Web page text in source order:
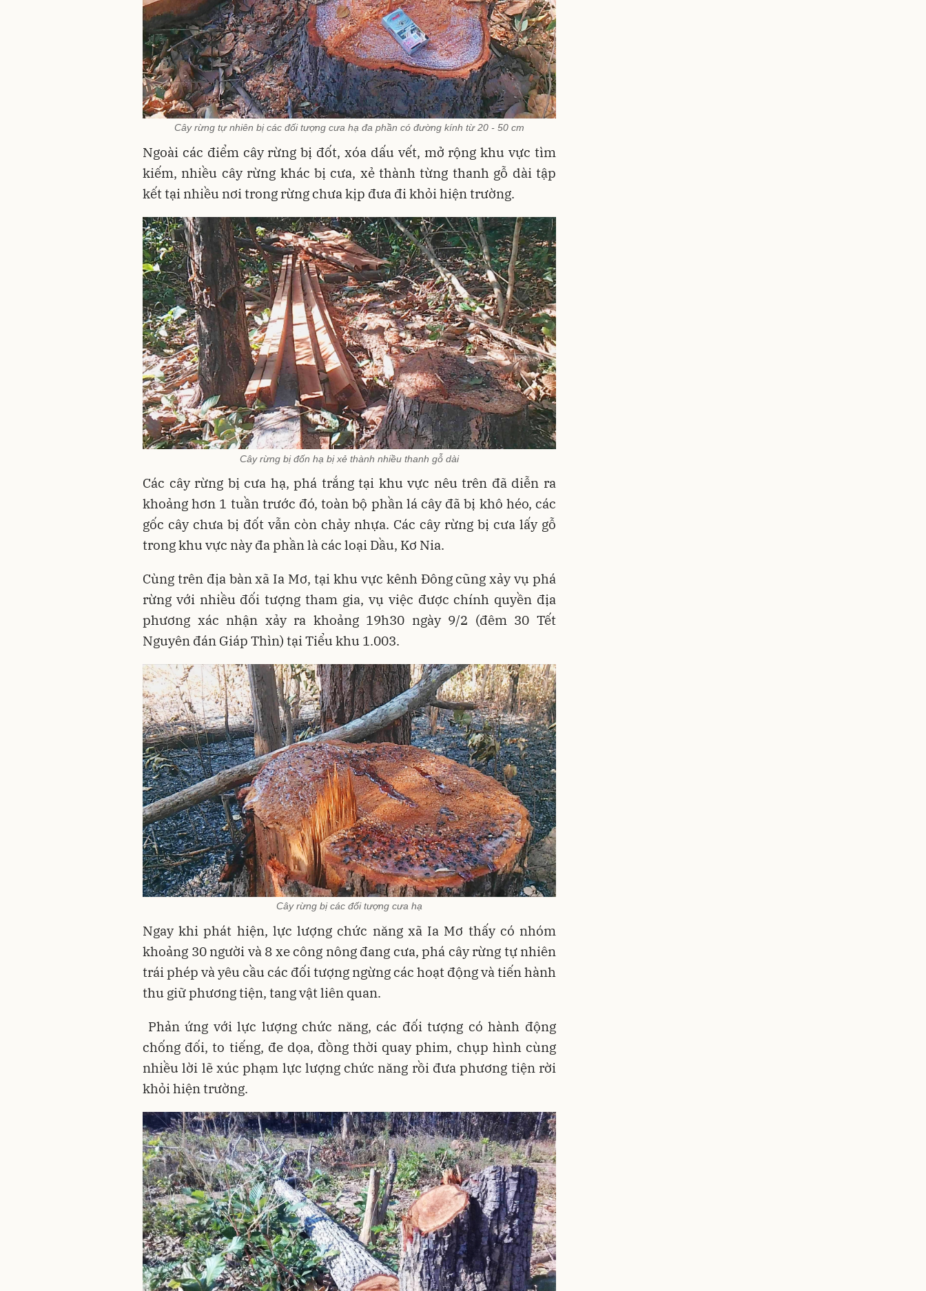
Cây rừng tự nhiên bị các đối tượng cưa hạ đa phần có đường kính từ 20 - 50 cm
Ngoài các điểm cây rừng bị đốt, xóa dấu vết, mở rộng khu vực tìm
kiếm, nhiều cây rừng khác bị cưa, xẻ thành từng thanh gỗ dài tập
kết tại nhiều nơi trong rừng chưa kịp đưa đi khỏi hiện trường.
Cây rừng bị đốn hạ bị xẻ thành nhiều thanh gỗ dài
Các cây rừng bị cưa hạ, phá trắng tại khu vực nêu trên đã diễn ra
khoảng hơn 1 tuần trước đó, toàn bộ phần lá cây đã bị khô héo, các
gốc cây chưa bị đốt vẫn còn chảy nhựa. Các cây rừng bị cưa lấy gỗ
trong khu vực này đa phần là các loại Dầu, Kơ Nia.
Cùng trên địa bàn xã Ia Mơ, tại khu vực kênh Đông cũng xảy vụ phá
rừng với nhiều đối tượng tham gia, vụ việc được chính quyền địa
phương xác nhận xảy ra khoảng 19h30 ngày 9/2 (đêm 30 Tết
Nguyên đán Giáp Thìn) tại Tiểu khu 1.003.
Cây rừng bị các đối tượng cưa hạ
Ngay khi phát hiện, lực lượng chức năng xã Ia Mơ thấy có nhóm
khoảng 30 người và 8 xe công nông đang cưa, phá cây rừng tự nhiên
trái phép và yêu cầu các đối tượng ngừng các hoạt động và tiến hành
thu giữ phương tiện, tang vật liên quan.
Phản ứng với lực lượng chức năng, các đối tượng có hành động
chống đối, to tiếng, đe dọa, đồng thời quay phim, chụp hình cùng
nhiều lời lẽ xúc phạm lực lượng chức năng rồi đưa phương tiện rời
khỏi hiện trường.